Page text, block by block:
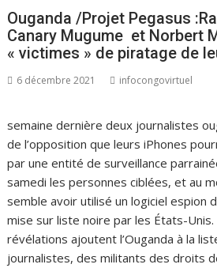
Ouganda /Projet Pegasus
Canary Mugume et Norbert
« victimes » de piratage de
6 décembre 2021 infocongovirtuel
semaine dernière deux journalistes
de l’opposition que leurs iPhones
par une entité de surveillance
samedi les personnes ciblées, et au
semble avoir utilisé un logiciel espion
mise sur liste noire par les États-
révélations ajoutent l’Ouganda à la
journalistes, des militants des droits